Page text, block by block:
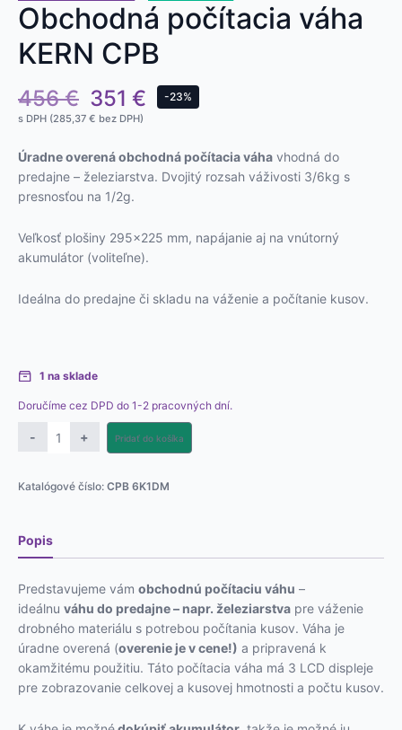
Obchodná počítacia váha
KERN CPB
456 € 351 € -23%
s DPH (285,37 € bez DPH)
Úradne overená obchodná počítacia váha vhodná do
predajne – železiarstva. Dvojitý rozsah váživosti 3/6kg s
presnosťou na 1/2g.
Veľkosť plošiny 295×225 mm, napájanie aj na vnútorný
akumulátor (voliteľne).
Ideálna do predajne či skladu na váženie a počítanie kusov.
1 na sklade
Doručíme cez DPD do 1-2 pracovných dní.
-
množstvo
váha
+ Pridať do košíka
Katalógové číslo: CPB 6K1DM
Popis
Predstavujeme vám obchodnú počítaciu váhu –
ideálnu váhu do predajne – napr. železiarstva pre váženie
drobného materiálu s potrebou počítania kusov. Váha je
úradne overená (overenie je v cene!) a pripravená k
okamžitému použitiu. Táto počítacia váha má 3 LCD displeje
pre zobrazovanie celkovej a kusovej hmotnosti a počtu kusov.